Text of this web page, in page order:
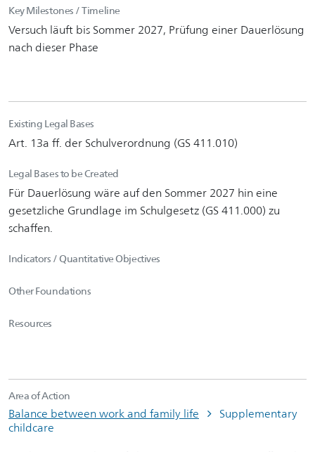
Key Milestones / Timeline
Versuch läuft bis Sommer 2027, Prüfung einer Dauerlösung
nach dieser Phase
Existing Legal Bases
Art. 13a ff. der Schulverordnung (GS 411.010)
Legal Bases to be Created
Für Dauerlösung wäre auf den Sommer 2027 hin eine
gesetzliche Grundlage im Schulgesetz (GS 411.000) zu
schaffen.
Indicators / Quantitative Objectives
Other Foundations
Resources
Area of Action
Balance between work and family life
Supplementary
childcare